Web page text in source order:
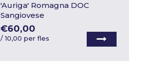
'Auriga' Romagna DOC
Sangiovese
€60,00
/10,00 per fles